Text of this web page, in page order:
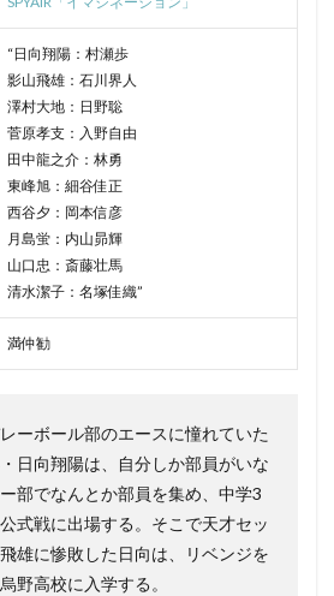
“日向翔陽：村瀬歩
影山飛雄：石川界人
澤村大地：日野聡
菅原孝支：入野自由
田中龍之介：林勇
東峰旭：細谷佳正
西谷夕：岡本信彦
月島蛍：内山昴輝
山口忠：斎藤壮馬
清水潔子：名塚佳織”
満仲勧
ーボール部のエースに憧れていた
日向翔陽は、自分しか部員がいな
部でなんとか部員を集め、中学3
式戦に出場する。そこで天才セッ
雄に惨敗した日向は、リベンジを
野高校に入学する。